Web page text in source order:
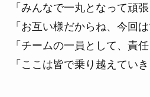
「みんなで一丸となって頑
「お互い様だからね、今回は
「チームの一員として、責任
「ここは皆で乗り越えていき